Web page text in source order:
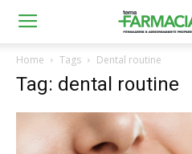
Home Tags Dental routine
Tag: dental routine